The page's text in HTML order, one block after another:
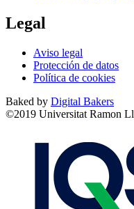
Legal
Aviso legal
Protección de datos
Política de cookies
Baked by Digital Bakers
©2019 Universitat Ramon